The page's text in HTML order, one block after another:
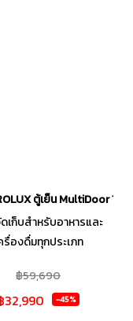
ST
ตู้เย็น MultiDoor
เก็บสำหรับอาหารและ
รื่องดื่มทุกประเภท
านถึง 7 วัน EvenTemp
วามผันผวนของอุณหภูมิ
฿59,690
32,990 -45%